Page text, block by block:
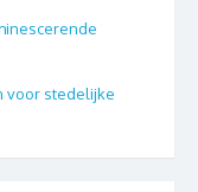
voor stedelijke